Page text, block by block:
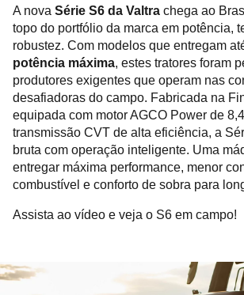
A nova Série S6 da Valtra chega ao
topo do portfólio da marca em potência,
robustez. Com modelos que entregam
potência máxima, estes tratores foram
produtores exigentes que operam nas
desafiadoras do campo. Fabricada na
equipada com motor AGCO Power de
transmissão CVT de alta eficiência, a
bruta com operação inteligente. Uma
entregar máxima performance, menor
combustível e conforto de sobra para
Assista ao vídeo e veja o S6 em campo!